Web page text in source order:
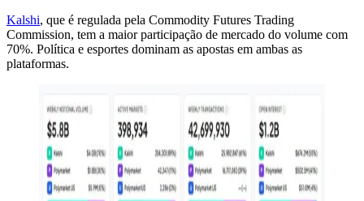
Kalshi, que é regulada pela Commodity Futures Trading
Commission, tem a maior participação de mercado do volume com
70%. Política e esportes dominam as apostas em ambas as
plataformas.